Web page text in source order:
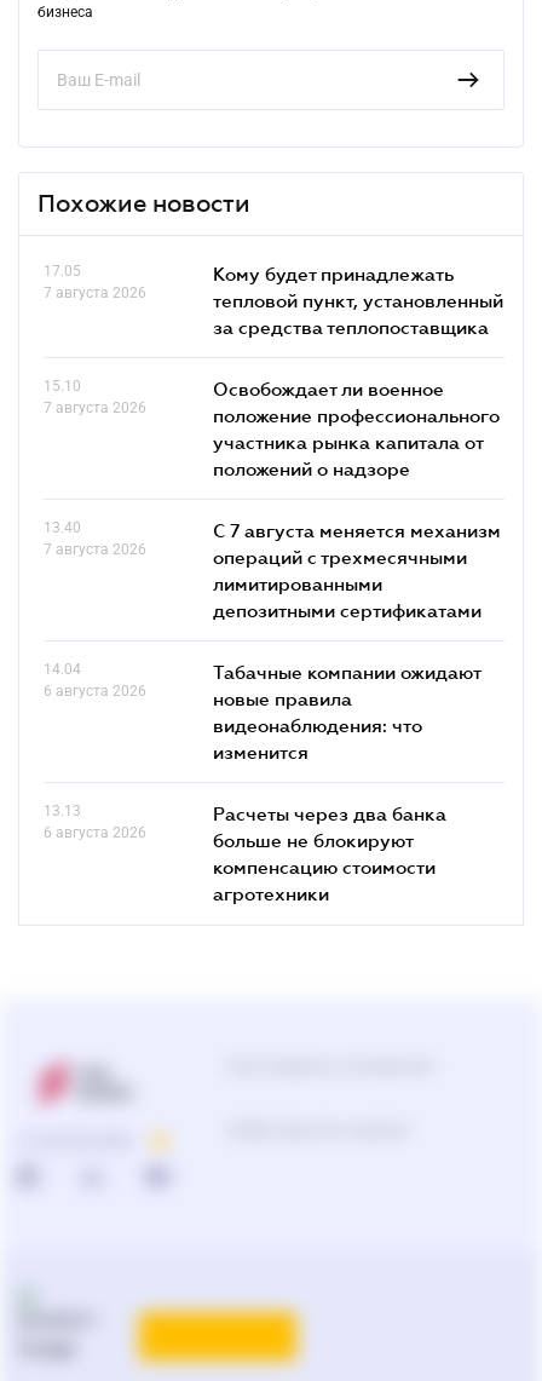
бизнеса
Похожие новости
17.05
7 августа 2026
Кому будет принадлежать
тепловой пункт, установленный
за средства теплопоставщика
15.10
7 августа 2026
Освобождает ли военное
положение профессионального
участника рынка капитала от
положений о надзоре
13.40
7 августа 2026
С 7 августа меняется механизм
операций с трехмесячными
лимитированными
депозитными сертификатами
14.04
6 августа 2026
Табачные компании ожидают
новые правила
видеонаблюдения: что
изменится
13.13
6 августа 2026
Расчеты через два банка
больше не блокируют
компенсацию стоимости
агротехники